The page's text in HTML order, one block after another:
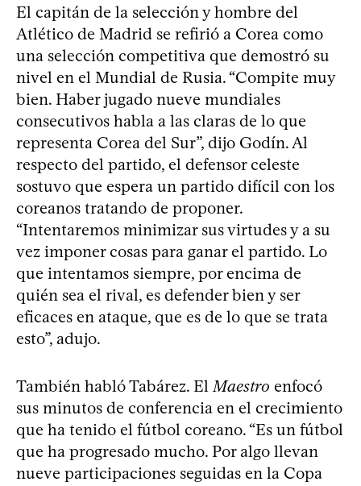
El capitán de la selección y hombre del
Atlético de Madrid se refirió a Corea como
una selección competitiva que demostró su
nivel en el Mundial de Rusia. “Compite muy
bien. Haber jugado nueve mundiales
consecutivos habla a las claras de lo que
representa Corea del Sur”, dijo Godín. Al
respecto del partido, el defensor celeste
sostuvo que espera un partido difícil con los
coreanos tratando de proponer.
“Intentaremos minimizar sus virtudes y a su
vez imponer cosas para ganar el partido. Lo
que intentamos siempre, por encima de
quién sea el rival, es defender bien y ser
eficaces en ataque, que es de lo que se trata
esto”, adujo.
También habló Tabárez. ElMaestro enfocó
sus minutos de conferencia en el crecimiento
que ha tenido el fútbol coreano. “Es un fútbol
que ha progresado mucho. Por algo llevan
nueve participaciones seguidas en la Copa